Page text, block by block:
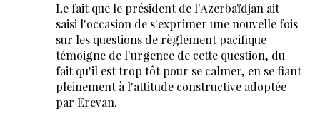
Le fait que le président de l'Azerbaïdjan ait
saisi l'occasion de s'exprimer une nouvelle fois
sur les questions de règlement pacifique
témoigne de l'urgence de cette question, du
fait qu'il est trop tôt pour se calmer, en se fiant
pleinement à l'attitude constructive adoptée
par Erevan.